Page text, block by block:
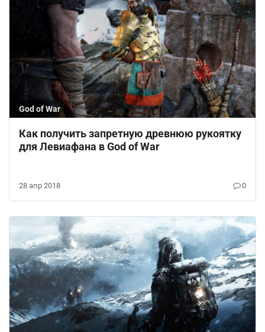
God of War
Как получить запретную древнюю рукоятку
для Левиафана в God of War
28 апр 2018 0